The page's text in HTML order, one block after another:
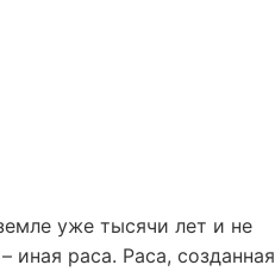
уже тысячи лет и не
раса. Раса, созданная